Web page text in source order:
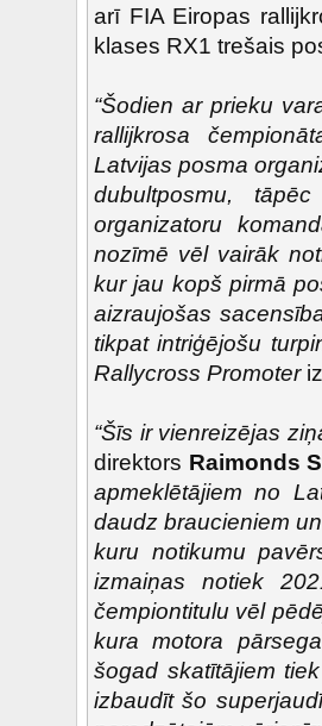
arī FIA Eiropas
klases RX1 trešais
“Šodien ar prieku
rallijkrosa
Latvijas posma
dubultposmu,
organizatoru
nozīmē vēl vairāk
kur jau kopš pirmā
aizraujošas
tikpat intriģējošu
Rallycross Promoter
“Šīs ir vienreizējas
direktors Raimonds
apmeklētājiem no
daudz braucieniem
kuru notikumu
izmaiņas notiek
čempiontitulu vēl
kura motora
šogad skatītājiem
izbaudīt šo